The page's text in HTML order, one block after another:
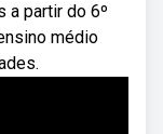
a partir do 6º
médio